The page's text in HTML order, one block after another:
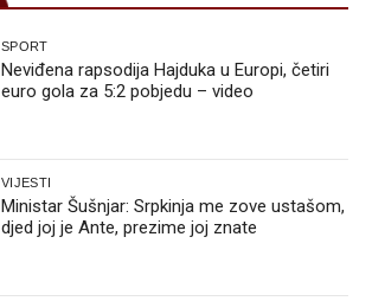
SPORT
Neviđena rapsodija Hajduka u Europi, četiri
euro gola za 5:2 pobjedu – video
VIJESTI
Ministar Šušnjar: Srpkinja me zove ustašom,
djed joj je Ante, prezime joj znate